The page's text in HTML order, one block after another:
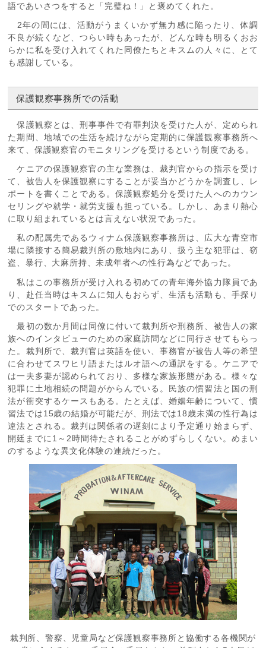
語であいさつをすると「完璧ね！」と褒めてくれた。
2年の間には、活動がうまくいかず無力感に陥ったり、体調
不良が続くなど、つらい時もあったが、どんな時も明るくおお
らかに私を受け入れてくれた同僚たちとキスムの人々に、とて
も感謝している。
保護観察事務所での活動
保護観察とは、刑事事件で有罪判決を受けた人が、定められ
た期間、地域での生活を続けながら定期的に保護観察事務所へ
来て、保護観察官のモニタリングを受けるという制度である。
ケニアの保護観察官の主な業務は、裁判官からの指示を受け
て、被告人を保護観察にすることが妥当かどうかを調査し、レ
ポートを書くことである。保護観察処分を受けた人へのカウン
セリングや就学・就労支援も担っている。しかし、あまり熱心
に取り組まれているとは言えない状況であった。
私の配属先であるウィナム保護観察事務所は、広大な青空市
場に隣接する簡易裁判所の敷地内にあり、扱う主な犯罪は、窃
盗、暴行、大麻所持、未成年者への性行為などであった。
私はこの事務所が受け入れる初めての青年海外協力隊員であ
り、赴任当時はキスムに知人もおらず、生活も活動も、手探り
でのスタートであった。
最初の数か月間は同僚に付いて裁判所や刑務所、被告人の家
族へのインタビューのための家庭訪問などに同行させてもらっ
た。裁判所で、裁判官は英語を使い、事務官が被告人等の希望
に合わせてスワヒリ語またはルオ語への通訳をする。ケニアで
は一夫多妻が認められており、多様な家族形態がある。様々な
犯罪に土地相続の問題がからんでいる。民族の慣習法と国の刑
法が衝突するケースもある。たとえば、婚姻年齢について、慣
習法では15歳の結婚が可能だが、刑法では18歳未満の性行為は
違法とされる。裁判は関係者の遅刻により予定通り始まらず、
開廷までに1～2時間待たされることがめずらしくない。めまい
のするような異文化体験の連続だった。
裁判所、警察、児童局など保護観察事務所と協働する各機関が